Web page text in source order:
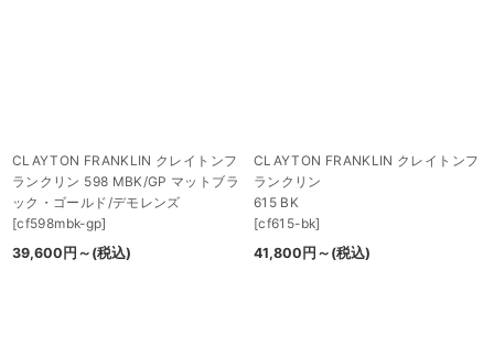
CLAYTON FRANKLIN クレイトンフ
ランクリン 598 MBK/GP マットブラ
ック・ゴールド/デモレンズ
[cf598mbk-gp]
39,600 円 ～ (税込)
CLAYTON FRANKLIN クレイトンフ
ランクリン
615 BK
[cf615-bk]
41,800 円 ～ (税込)